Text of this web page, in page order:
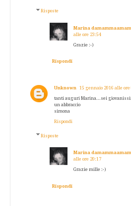
Risposte
Marina
alle ore 23:54
Grazie :-)
Rispondi
Unknown 15 gennaio 2016 alle ore
tanti auguri Marina...sei
un abbraccio
simona
Rispondi
Risposte
Marina
alle ore 20:17
Grazie mille :-)
Rispondi